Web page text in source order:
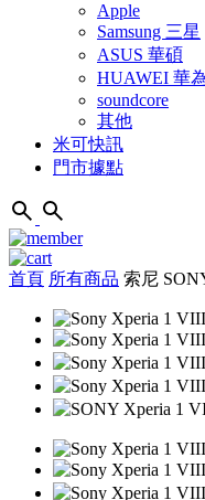
Apple
Samsung 三星
ASUS 華碩
HUAWEI 華
soundcore
其他
米可快訊
門市據點
首頁 所有商品 索尼